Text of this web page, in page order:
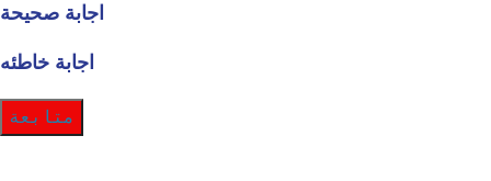
اجابة صحيحة
اجابة خاطئه
متابعة